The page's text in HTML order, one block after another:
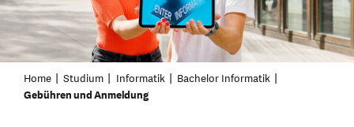
Home Studium Informatik
Bachelor Informatik
Gebühren und Anmeldung